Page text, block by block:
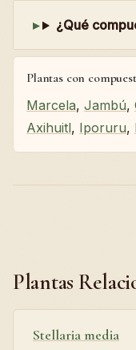
¿Qué
Plantas con
Marcela, Jambú,
Axihuitl, Iporuru,
Plantas
Stellaria media